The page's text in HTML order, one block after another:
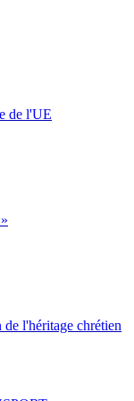
de l'UE
l'héritage chrétien